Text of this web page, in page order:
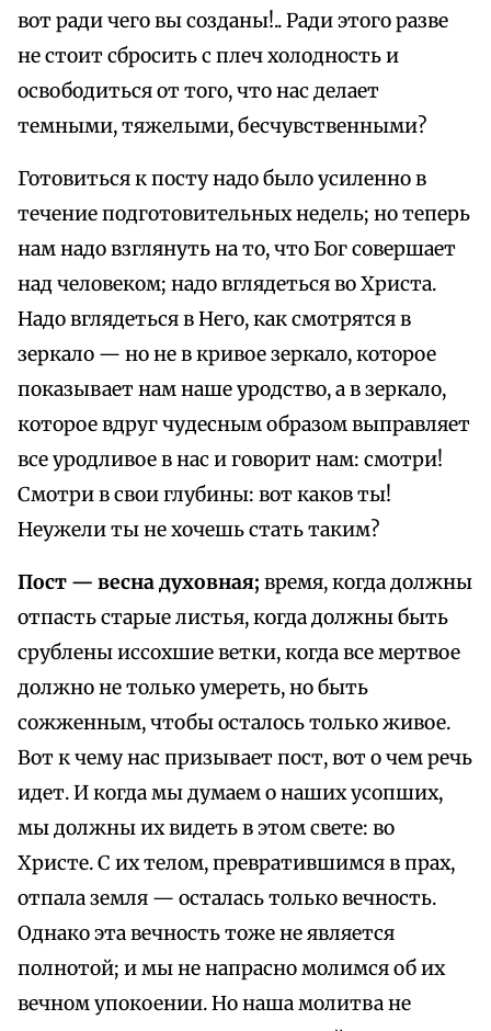
вот ради чего вы созданы!.. Ради этого разве
не стоит сбросить с плеч холодность и
освободиться от того, что нас делает
темными, тяжелыми, бесчувственными?
Готовиться к посту надо было усиленно в
течение подготовительных недель; но теперь
нам надо взглянуть на то, что Бог совершает
над человеком; надо вглядеться во Христа.
Надо вглядеться в Него, как смотрятся в
зеркало — но не в кривое зеркало, которое
показывает нам наше уродство, а в зеркало,
которое вдруг чудесным образом выправляет
все уродливое в нас и говорит нам: смотри!
Смотри в свои глубины: вот каков ты!
Неужели ты не хочешь стать таким?
Пост — весна духовная; время, когда должны
отпасть старые листья, когда должны быть
срублены иссохшие ветки, когда все мертвое
должно не только умереть, но быть
сожженным, чтобы осталось только живое.
Вот к чему нас призывает пост, вот о чем речь
идет. И когда мы думаем о наших усопших,
мы должны их видеть в этом свете: во
Христе. С их телом, превратившимся в прах,
отпала земля — осталась только вечность.
Однако эта вечность тоже не является
полнотой; и мы не напрасно молимся об их
вечном упокоении. Но наша молитва не